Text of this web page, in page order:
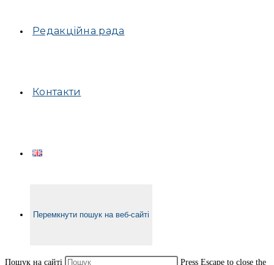
Редакційна рада
Контакти
Перемкнути пошук на веб-сайті
Пошук на сайті
Press Escape to close the